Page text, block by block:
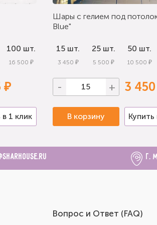
100 шт.
16 500 ₽
₽
в 1 клик
Шары с гелием под
Blue"
15 шт.
3 450 ₽
25 шт.
5 500 ₽
50 шт.
10 500 ₽
- + 3
В корзину Купить
г.
Вопрос и Ответ (FAQ)